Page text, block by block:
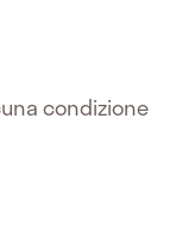
condizione